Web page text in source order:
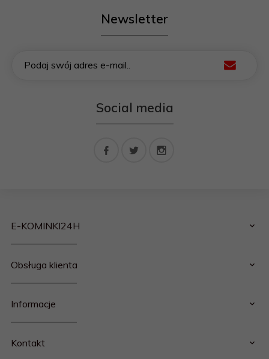
Newsletter
Podaj swój adres e-mail..
Social media
Obsługa klienta
Informacje
E-KOMINKI24H
Kontakt